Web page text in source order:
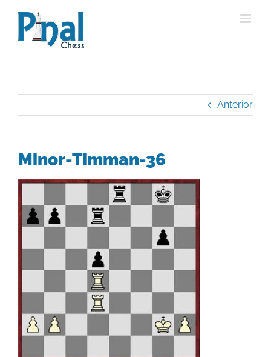
contenido
Anterior
Minor-Timman-36